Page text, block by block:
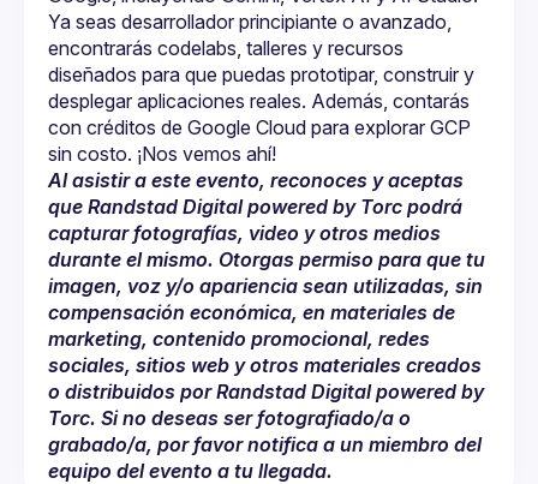
Ya seas desarrollador principiante o avanzado,
encontrarás codelabs, talleres y recursos
diseñados para que puedas prototipar, construir y
desplegar aplicaciones reales. Además, contarás
con créditos de Google Cloud para explorar GCP
Al asistir a este evento, reconoces y aceptas
que Randstad Digital powered by Torc podrá
capturar fotografías, video y otros medios
durante el mismo. Otorgas permiso para que tu
imagen, voz y/o apariencia sean utilizadas, sin
compensación económica, en materiales de
marketing, contenido promocional, redes
sociales, sitios web y otros materiales creados
o distribuidos por Randstad Digital powered by
Torc. Si no deseas ser fotografiado/a o
grabado/a, por favor notifica a un miembro del
equipo del evento a tu llegada.